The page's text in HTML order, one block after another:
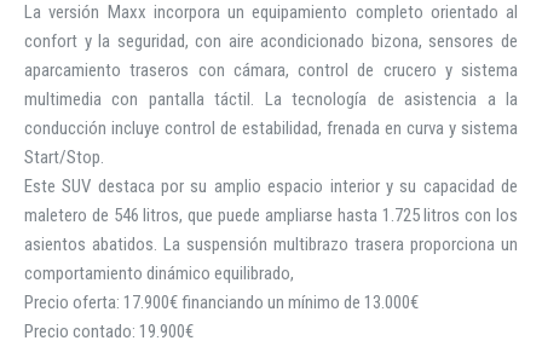
La versión Maxx incorpora un equipamiento completo orientado al
confort y la seguridad, con aire acondicionado bizona, sensores de
aparcamiento traseros con cámara, control de crucero y sistema
multimedia con pantalla táctil. La tecnología de asistencia a la
conducción incluye control de estabilidad, frenada en curva y sistema
Start/Stop.
Este SUV destaca por su amplio espacio interior y su capacidad de
maletero de 546 litros, que puede ampliarse hasta 1.725 litros con los
asientos abatidos. La suspensión multibrazo trasera proporciona un
comportamiento dinámico equilibrado,
Precio oferta: 17.900€ financiando un mínimo de 13.000€
Precio contado: 19.900€